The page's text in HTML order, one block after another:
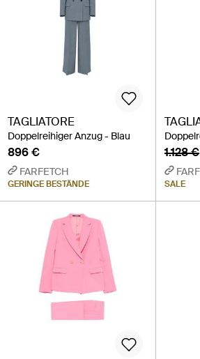
TAGLIATORE
Doppelreihiger Anzug - Blau
896 €
FARFETCH
GERINGE BESTÄNDE
1.128 €
SALE